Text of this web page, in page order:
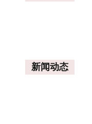
新闻动态